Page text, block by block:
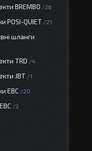
BREMBO 26
POSI-QUIET 21
шланги
TRD 4
JBT 1
EBC 20
2